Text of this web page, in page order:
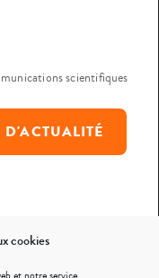
cookies
scientifiques